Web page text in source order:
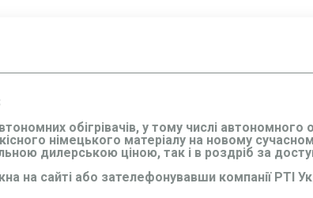
обігрівачів, у тому числі автономного
німецького матеріалу на новому
дилерською ціною, так і в роздріб за
на сайті або зателефонувавши компанії РТІ